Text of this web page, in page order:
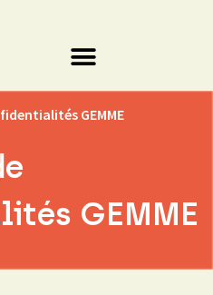
GEMME
GEMME